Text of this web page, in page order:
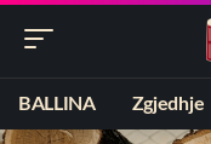
BALLINA Zgjedhje